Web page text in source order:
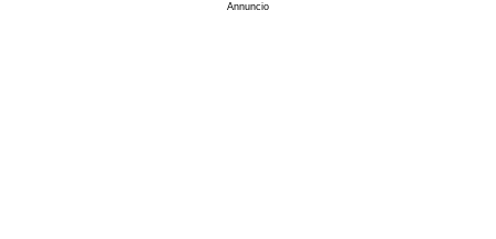
Annuncio